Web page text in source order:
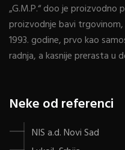
„G.M.P.“ doo je proizvodno
proizvodnje bavi
1993. godine, prvo kao
radnja, a kasnije prerasta u
Neke od referenci
NIS a.d. Novi Sad